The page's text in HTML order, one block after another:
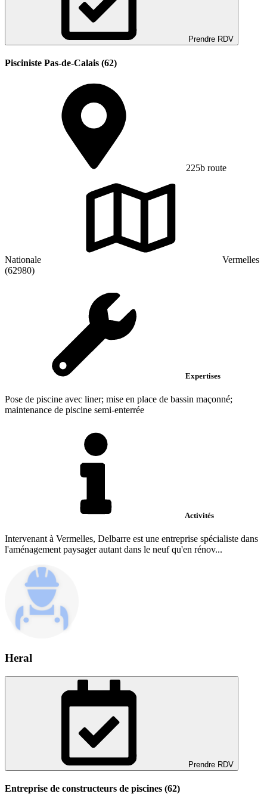
Prendre RDV
Pisciniste Pas-de-Calais (62)
225b route
Nationale
Vermelles
(62980)
Expertises
Pose de piscine avec liner; mise en place de bassin maçonné;
maintenance de piscine semi-enterrée
Activités
Intervenant à Vermelles, Delbarre est une entreprise spécialiste dans
l'aménagement paysager autant dans le neuf qu'en rénov...
Heral
Prendre RDV
Entreprise de constructeurs de piscines (62)